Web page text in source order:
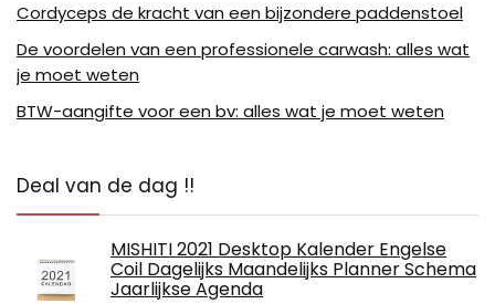
Cordyceps de kracht van een bijzondere paddenstoel
De voordelen van een professionele carwash: alles wat
je moet weten
BTW-aangifte voor een bv: alles wat je moet weten
Deal van de dag !!
MISHITI 2021 Desktop Kalender Engelse
Coil Dagelijks Maandelijks Planner Schema
Jaarlijkse Agenda